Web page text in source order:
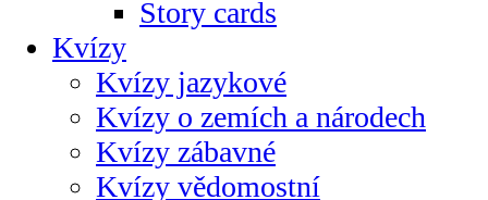
Story cards
Kvízy
Kvízy jazykové
Kvízy o zemích a národech
Kvízy zábavné
Kvízy vědomostní